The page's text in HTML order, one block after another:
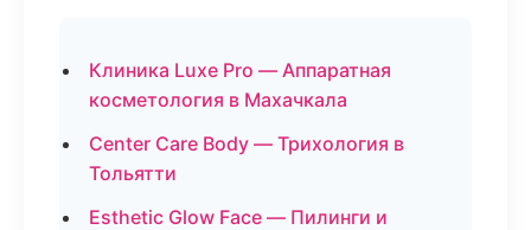
Клиника Luxe Pro — Аппаратная
косметология в Махачкала
Center Care Body — Трихология в
Тольятти
Esthetic Glow Face — Пилинги и